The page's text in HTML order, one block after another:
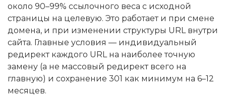
около 90–99% ссылочного веса с исходной
страницы на целевую. Это работает и при смене
домена, и при изменении структуры URL внутри
сайта. Главные условия — индивидуальный
редирект каждого URL на наиболее точную
замену (а не массовый редирект всего на
главную) и сохранение 301 как минимум на 6–12
месяцев.